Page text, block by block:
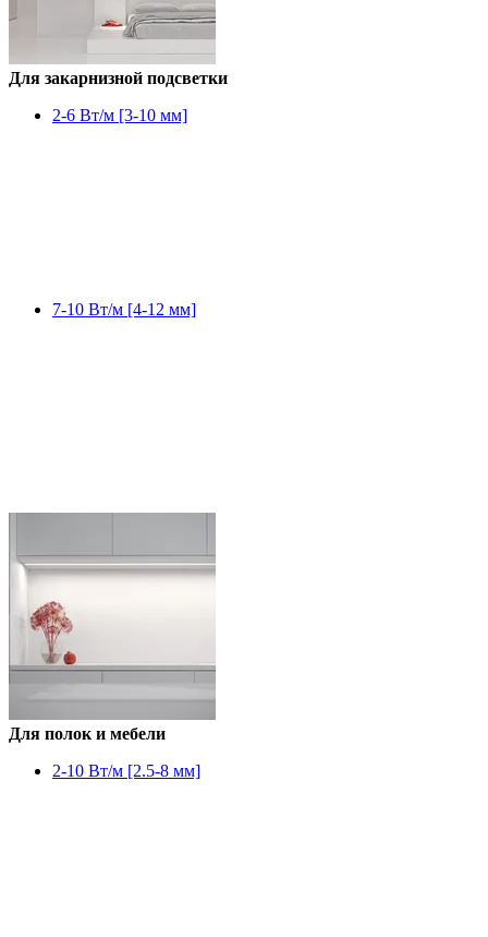
Для закарнизной подсветки
2-6 Вт/м [3-10 мм]
7-10 Вт/м [4-12 мм]
Для полок и мебели
2-10 Вт/м [2.5-8 мм]